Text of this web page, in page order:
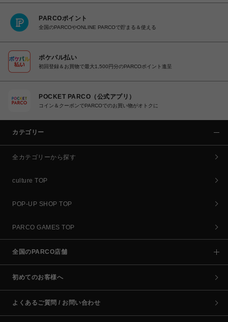
PARCOポイント
全国のPARCOやONLINE PARCOで貯まる＆使える
ポケパル払い
初回登録＆お買物で最大1,500円分のPARCOポイント進呈
POCKET PARCO（公式アプリ）
コイン＆クーポンでPARCOでのお買い物がオトクに
カテゴリー
全カテゴリーから探す
culture TOP
POP-UP SHOP TOP
PARCO GAMES TOP
全国のPARCO店舗
初めてのお客様へ
よくあるご質問 / お問い合わせ